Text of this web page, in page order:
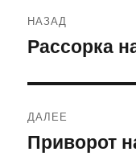
по
НАЗАД
Предыдущая
Рассорка
ДАЛЕЕ
Следующая
Приворот